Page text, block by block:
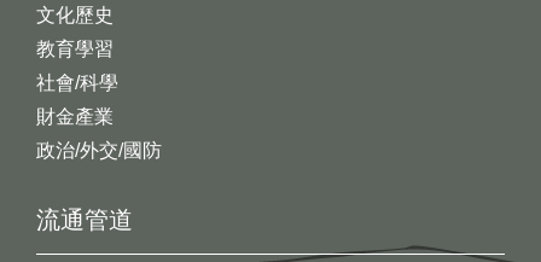
文化歷史
教育學習
社會/科學
財金產業
政治/外交/國防
流通管道